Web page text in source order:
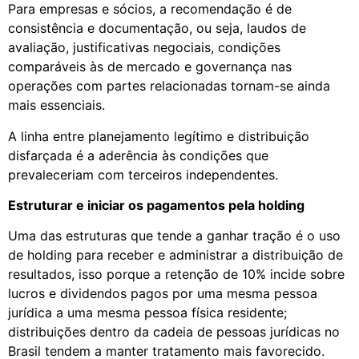
Para empresas e sócios, a recomendação é de
consistência e documentação, ou seja, laudos de
avaliação, justificativas negociais, condições
comparáveis às de mercado e governança nas
operações com partes relacionadas tornam-se ainda
mais essenciais.
A linha entre planejamento legítimo e distribuição
disfarçada é a aderência às condições que
prevaleceriam com terceiros independentes.
Estruturar e iniciar os pagamentos pela holding
Uma das estruturas que tende a ganhar tração é o uso
de holding para receber e administrar a distribuição de
resultados, isso porque a retenção de 10% incide sobre
lucros e dividendos pagos por uma mesma pessoa
jurídica a uma mesma pessoa física residente;
distribuições dentro da cadeia de pessoas jurídicas no
Brasil tendem a manter tratamento mais favorecido.